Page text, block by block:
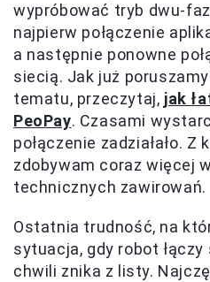
wypróbować tryb dwu-
najpierw połączenie
a następnie ponowne
siecią. Jak już
tematu, przeczytaj, jak
PeoPay. Czasami
połączenie zadziałało. Z
zdobywam coraz więcej
technicznych zawirowań.
Ostatnia trudność, na
sytuacja, gdy robot
chwili znika z listy.